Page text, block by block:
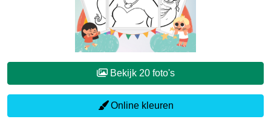
Bekijk 20 foto's
Online kleuren